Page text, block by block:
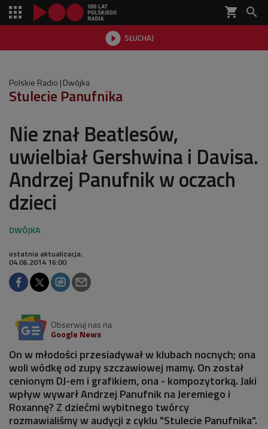
shopping_cart 
 SŁUCHAJ

Polskie Radio Dwójka
Stulecie Panufnika
Nie znał Beatlesów,
uwielbiał Gershwina i Davisa.
Andrzej Panufnik w oczach
dzieci
ostatnia aktualizacja:
04.06.2014 16:00
Obserwuj nas na
Google News
On w młodości przesiadywał w klubach nocnych; ona
woli wódkę od zupy szczawiowej mamy. On został
cenionym DJ-em i grafikiem, ona - kompozytorką. Jaki
wpływ wywarł Andrzej Panufnik na Jeremiego i
Roxannę? Z dziećmi wybitnego twórcy
rozmawialiśmy w audycji z cyklu "Stulecie Panufnika".